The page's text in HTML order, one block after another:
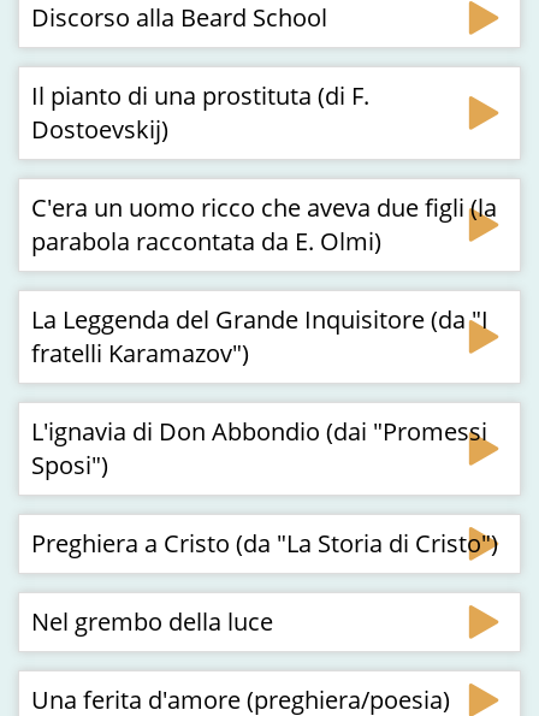
Discorso alla Beard School
Il pianto di una prostituta (di F.
Dostoevskij)
C'era un uomo ricco che aveva due figli (la
parabola raccontata da E. Olmi)
La Leggenda del Grande Inquisitore (da "I
fratelli Karamazov")
L'ignavia di Don Abbondio (dai "Promessi
Sposi")
Preghiera a Cristo (da "La Storia di Cristo")
Nel grembo della luce
Una ferita d'amore (preghiera/poesia)